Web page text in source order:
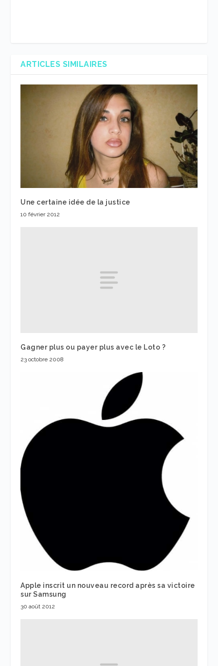
ARTICLES SIMILAIRES
Une certaine idée de la justice
10 février 2012
Gagner plus ou payer plus avec le Loto ?
23 octobre 2008
Apple inscrit un nouveau record après sa victoire
sur Samsung
30 août 2012